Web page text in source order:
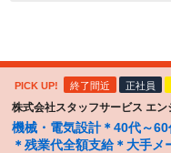
PICK UP! 終了間近 正社員
株式会社スタッフサービス エ
機械・電気設計＊40代～
＊残業代全額支給＊大手メ